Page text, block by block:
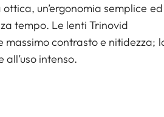
un’ergonomia semplice ed
tempo. Le lenti Trinovid
contrasto e nitidezza;
intenso.